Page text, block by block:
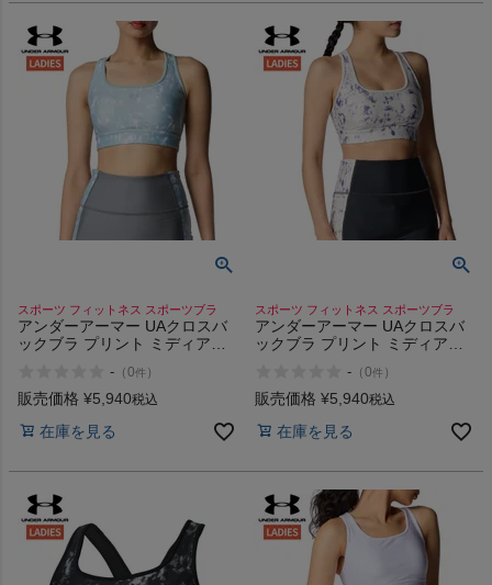
スポーツ フィットネス スポーツブラ
アンダーアーマー UAクロスバ
ックブラ プリント ミディアム
Cross Back Bra Print Medium
Support
- （0件 ）
販売価格 ¥5,940税込
在庫を見る
スポーツ フィットネス スポーツブラ
アンダーアーマー UAクロスバ
ックブラ プリント ミディアム
Cross Back Bra Print Medium
Support
- （0件 ）
販売価格 ¥5,940税込
在庫を見る